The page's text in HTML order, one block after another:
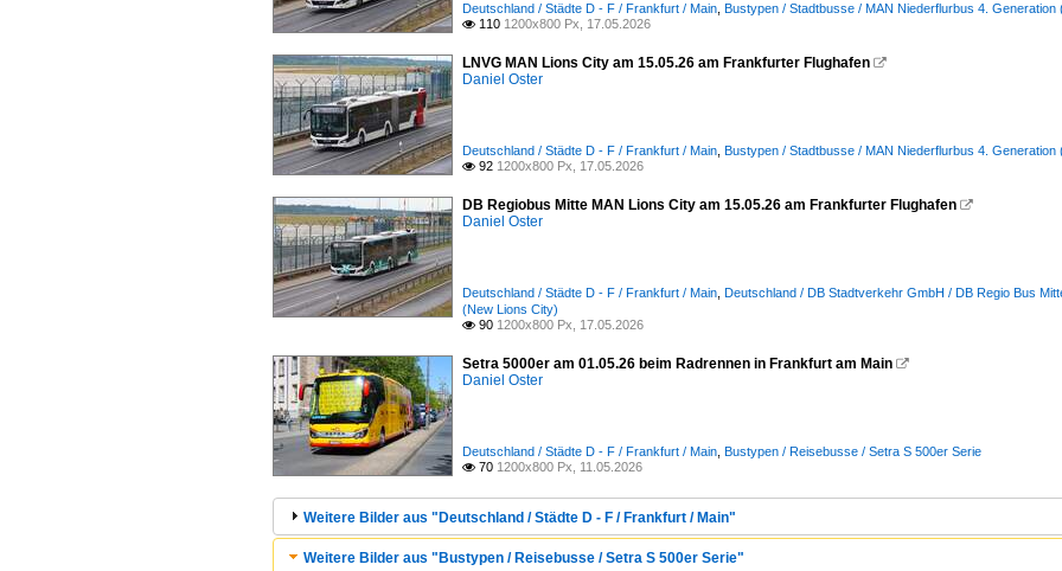
Deutschland / Städte D - F / Frankfurt / Main Bustypen / Stadtbusse / MAN Niederflurbus 4. Generation
 110 1200x800 Px, 17.05.2026
LNVG MAN Lions City am 15.05.26 am Frankfurter Flughafen 
Daniel Oster
Deutschland / Städte D - F / Frankfurt / Main Bustypen / Stadtbusse / MAN Niederflurbus 4. Generation
 92 1200x800 Px, 17.05.2026
DB Regiobus Mitte MAN Lions City am 15.05.26 am Frankfurter Flughafen 
Daniel Oster
Deutschland / Städte D - F / Frankfurt / Main Deutschland / DB Stadtverkehr GmbH / DB Regio Bus
(New Lions City)
 90 1200x800 Px, 17.05.2026
Setra 5000er am 01.05.26 beim Radrennen in Frankfurt am Main 
Daniel Oster
Deutschland / Städte D - F / Frankfurt / Main Bustypen / Reisebusse / Setra S 500er Serie
 70 1200x800 Px, 11.05.2026
Weitere Bilder aus "Deutschland / Städte D - F / Frankfurt / Main"
Weitere Bilder aus "Bustypen / Reisebusse / Setra S 500er Serie"